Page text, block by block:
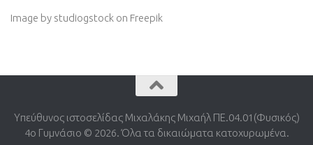
Image by studiogstock on Freepik
Υπεύθυνος ιστοσελίδας Μιχαλάκης Μιχαήλ ΠΕ.04.01(Φυσικός)
4o Γυμνάσιο © 2026. Όλα τα δικαιώματα κατοχυρωμένα.